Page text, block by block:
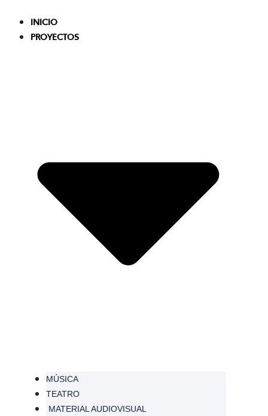
content
INICIO
PROYECTOS
MÚSICA
TEATRO
MATERIAL AUDIOVISUAL